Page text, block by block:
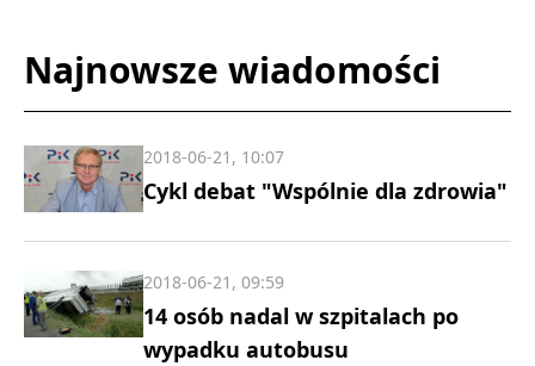
Najnowsze wiadomości
Cykl debat "Wspólnie dla zdrowia"
2018-06-21, 10:07
14 osób nadal w szpitalach po
wypadku autobusu
2018-06-21, 09:59